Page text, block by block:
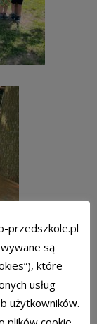
przedszkole.pl
są
które
usług
użytkowników.